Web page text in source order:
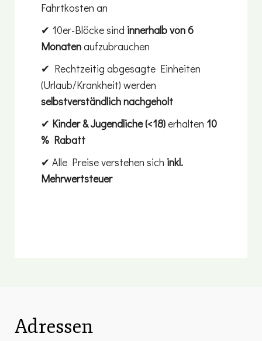
Fahrtkosten an
✔ 10er-Blöcke sind innerhalb von 6
Monatenaufzubrauchen
✔ Rechtzeitig abgesagte Einheiten
(Urlaub/Krankheit) werden
selbstverständlich nachgeholt
✔ Kinder & Jugendliche (<18)erhalten 10
% Rabatt
✔ Alle Preise verstehen sich inkl.
Mehrwertsteuer
Adressen